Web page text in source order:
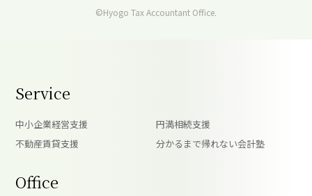
©Hyogo Tax Accountant Office.
Service
中小企業経営支援
円満相続支援
不動産賃貸支援
分かるまで帰れない会計塾
Office